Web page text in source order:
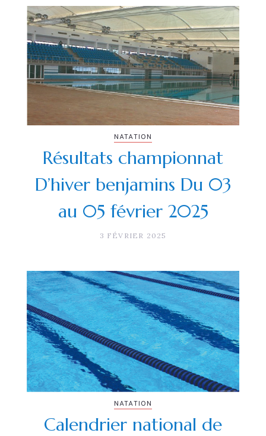
NATATION
Résultats championnat
D’hiver benjamins Du 03
au 05 février 2025
3 FÉVRIER 2025
NATATION
Calendrier national de